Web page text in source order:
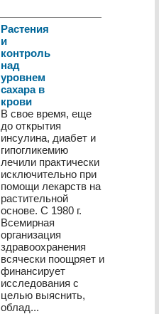
Растения
и
контроль
над
уровнем
сахара в
крови
В свое время, еще
до открытия
инсулина, диабет и
гипогликемию
лечили практически
исключительно при
помощи лекарств на
растительной
основе. С 1980 г.
Всемирная
организация
здравоохранения
всячески поощряет и
финансирует
исследования с
целью выяснить,
облад...